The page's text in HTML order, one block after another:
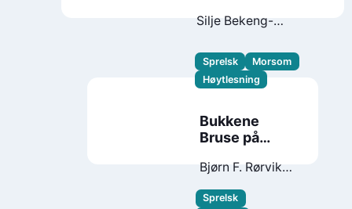
Silje Bekeng-
Marie Fallberg
Sprelsk
Morsom
Høytlesning
Bukkene
Bruse på
Bjørn F. Rørvik
Moursund
Sprelsk